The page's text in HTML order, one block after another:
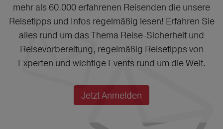
mehr als 60.000 erfahrenen Reisenden die unsere
Reisetipps und Infos regelmäßig lesen! Erfahren Sie
alles rund um das Thema Reise-Sicherheit und
Reisevorbereitung, regelmäßig Reisetipps von
Experten und wichtige Events rund um die Welt.
Jetzt Anmelden